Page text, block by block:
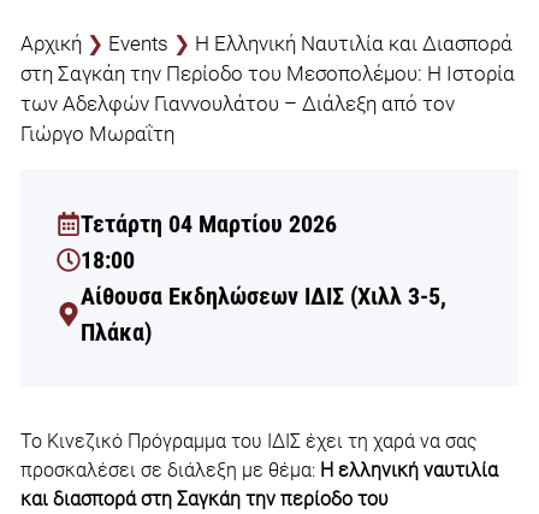
Αρχική ❯ Events ❯ Η Ελληνική Ναυτιλία και Διασπορά
στη Σαγκάη την Περίοδο του Μεσοπολέμου: Η Ιστορία
των Αδελφών Γιαννουλάτου – Διάλεξη από τον
Γιώργο Μωραΐτη
Τετάρτη 04 Μαρτίου 2026
18:00
Αίθουσα Εκδηλώσεων ΙΔΙΣ (Χιλλ 3-5,
Πλάκα)
Το Κινεζικό Πρόγραμμα του ΙΔΙΣ έχει τη χαρά να σας
προσκαλέσει σε διάλεξη με θέμα: Η ελληνική ναυτιλία
και διασπορά στη Σαγκάη την περίοδο του